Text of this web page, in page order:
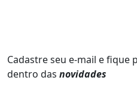
Cadastre seu e-mail e fique
dentro das novidades